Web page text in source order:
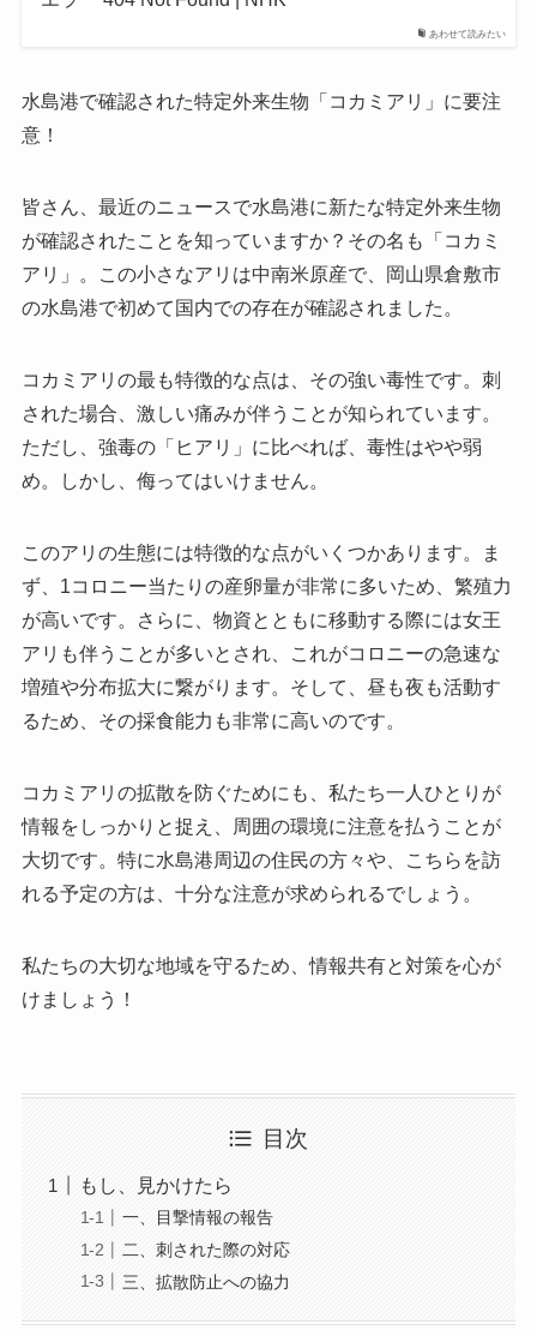
あわせて読みたい
水島港で確認された特定外来生物「コカミアリ」に要注
意！
皆さん、最近のニュースで水島港に新たな特定外来生物
が確認されたことを知っていますか？その名も「コカミ
アリ」。この小さなアリは中南米原産で、岡山県倉敷市
の水島港で初めて国内での存在が確認されました。
コカミアリの最も特徴的な点は、その強い毒性です。刺
された場合、激しい痛みが伴うことが知られています。
ただし、強毒の「ヒアリ」に比べれば、毒性はやや弱
め。しかし、侮ってはいけません。
このアリの生態には特徴的な点がいくつかあります。ま
ず、1コロニー当たりの産卵量が非常に多いため、繁殖力
が高いです。さらに、物資とともに移動する際には女王
アリも伴うことが多いとされ、これがコロニーの急速な
増殖や分布拡大に繋がります。そして、昼も夜も活動す
るため、その採食能力も非常に高いのです。
コカミアリの拡散を防ぐためにも、私たち一人ひとりが
情報をしっかりと捉え、周囲の環境に注意を払うことが
大切です。特に水島港周辺の住民の方々や、こちらを訪
れる予定の方は、十分な注意が求められるでしょう。
私たちの大切な地域を守るため、情報共有と対策を心が
けましょう！
目次
もし、見かけたら
一、目撃情報の報告
二、刺された際の対応
三、拡散防止への協力